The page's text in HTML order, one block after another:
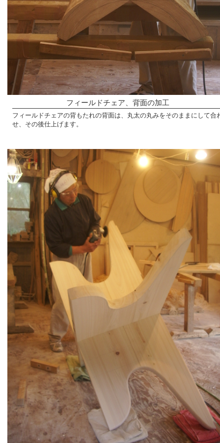
フィールドチェア、背面の加工
フィールドチェアの背もたれの背面は、丸太の丸みをそのままにして合
せ、その後仕上げます。